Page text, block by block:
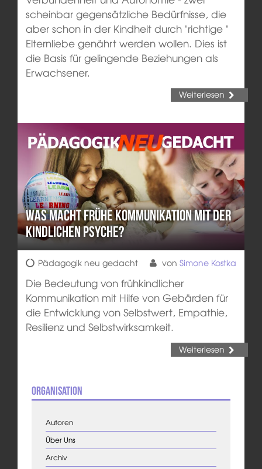
scheinbar gegensätzliche Bedürfnisse, die
aber schon in der Kindheit durch "richtige "
Elternliebe genährt werden wollen. Dies ist
die Basis für gelingende Beziehungen als
Erwachsener.
Weiterlesen
Was macht frühe Kommunikation mit der
kindlichen Psyche?
Pädagogik neu gedacht von Simone Kostka
Die Bedeutung von frühkindlicher
Kommunikation mit Hilfe von Gebärden für
die Entwicklung von Selbstwert, Empathie,
Resilienz und Selbstwirksamkeit.
Weiterlesen
Organisation
Autoren
Über Uns
Archiv